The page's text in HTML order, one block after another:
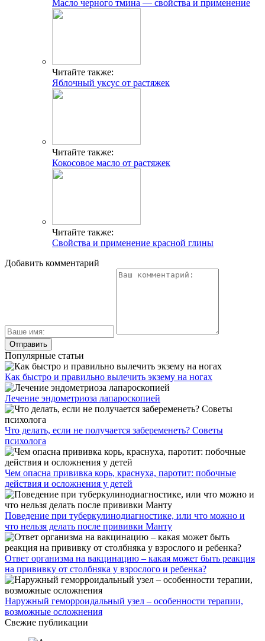
Масло черного тмина — свойства и применение
Читайте также:
Яблочный уксус от растяжек
Читайте также:
Кокосовое масло от растяжек
Читайте также:
Свойства и применение красной глины
Добавить комментарий
Популярные статьи
Как быстро и правильно вылечить экзему на ногах
Лечение эндометриоза лапароскопией
Что делать, если не получается забеременеть? Советы
психолога
Чем опасна прививка корь, краснуха, паротит: побочные
действия и осложнения у детей
Поведение при туберкулинодиагностике, или что можно и
что нельзя делать после прививки Манту
Ответ организма на вакцинацию – какая может быть реакция
на прививку от столбняка у взрослого и ребенка?
Наружный геморроидальный узел – особенности терапии,
возможные осложнения
Свежие публикации